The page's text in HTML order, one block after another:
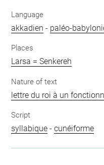
Language
akkadien - paléo-
Places
Larsa = Senkereh
Nature of text
lettre du roi à un
Script
syllabique -cunéiforme